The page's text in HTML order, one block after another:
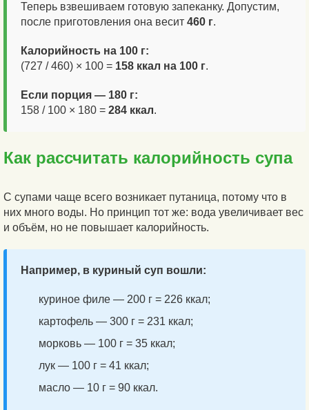
Теперь взвешиваем готовую запеканку. Допустим,
после приготовления она весит 460 г.
Калорийность на 100 г:
(727 / 460) × 100 = 158 ккал на 100 г.
Если порция — 180 г:
158 / 100 × 180 = 284 ккал.
Как рассчитать калорийность супа
С супами чаще всего возникает путаница, потому что в
них много воды. Но принцип тот же: вода увеличивает вес
и объём, но не повышает калорийность.
Например, в куриный суп вошли:
куриное филе — 200 г = 226 ккал;
картофель — 300 г = 231 ккал;
морковь — 100 г = 35 ккал;
лук — 100 г = 41 ккал;
масло — 10 г = 90 ккал.